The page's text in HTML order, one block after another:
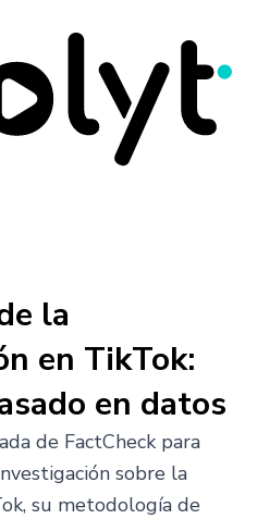
la
en TikTok:
en datos
de FactCheck para
sobre la
su metodología de